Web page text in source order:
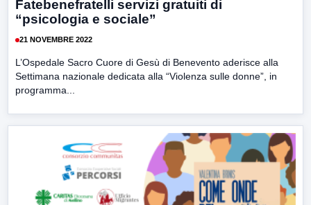
Fatebenefratelli servizi gratuiti di
“psicologia e sociale”
21 NOVEMBRE 2022
L’Ospedale Sacro Cuore di Gesù di Benevento aderisce alla
Settimana nazionale dedicata alla “Violenza sulle donne”, in
programma...